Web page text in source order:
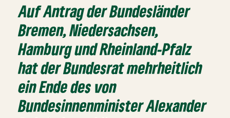
Auf Antrag der Bundesländer
Bremen, Niedersachsen,
Hamburg und Rheinland-Pfalz
hat der Bundesrat mehrheitlich
ein Ende des von
Bundesinnenminister Alexander